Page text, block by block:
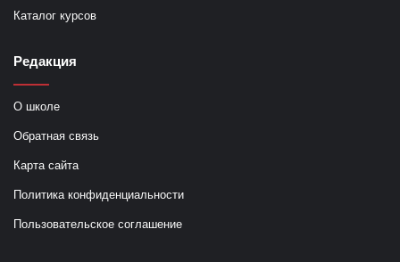
Каталог курсов
Редакция
О школе
Обратная связь
Карта сайта
Политика конфиденциальности
Пользовательское соглашение